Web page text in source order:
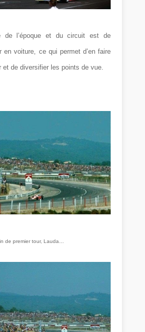
de l’époque et du circuit est de
en voiture, ce qui permet d’en faire
et de diversifier les points de vue.
de premier tour, Lauda…